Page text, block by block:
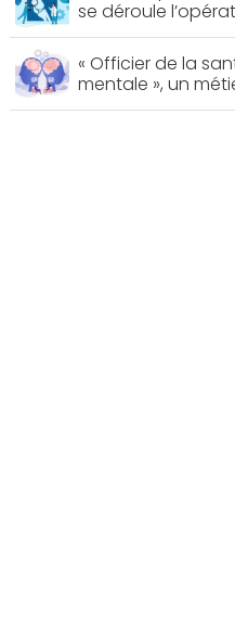
se déroule
« Officier de la
mentale », un
d’avenir ?